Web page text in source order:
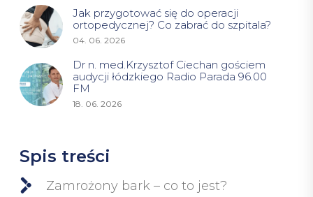
Jak przygotować się do operacji
ortopedycznej? Co zabrać do szpitala?
04. 06. 2026
Dr n. med.Krzysztof Ciechan gościem
audycji łódzkiego Radio Parada 96.00
FM
18. 06. 2026
Spis treści
Zamrożony bark – co to jest?